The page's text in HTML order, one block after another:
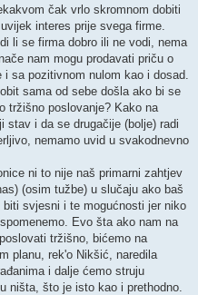
čak vrlo skromnom dobiti
interes prije svega firme.
li se firma dobro ili ne vodi, nema
nam mogu prodavati priču o
sa pozitivnom nulom kao i dosad.
sama od sebe došla ako bi se
tržišno poslovanje? Kako na
stav i da se drugačije (bolje) radi
nemamo uvid u svakodnevno
ni to nije naš primarni zahtjev
(osim tužbe) u slučaju ako baš
svjesni i te mogućnosti jer niko
Evo šta ako nam na
tržišno, bićemo na
planu, rek'o Nikšić, naredila
i dalje ćemo struju
ništa, što je isto kao i prethodno.